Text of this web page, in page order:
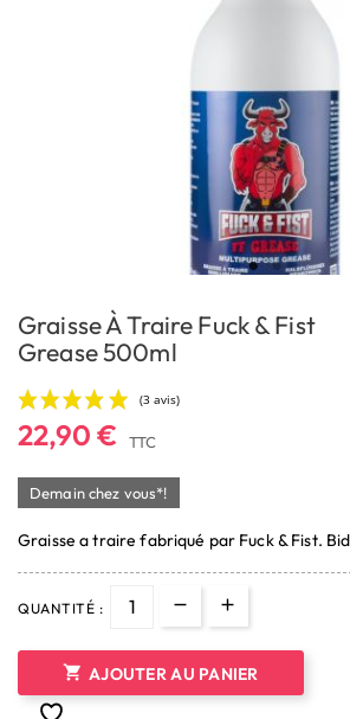
Graisse À Traire Fuck & Fist
Grease 500ml
22,90 € TTC
Demain chez vous*!
Graisse a traire fabriqué par Fuck & Fist.
QUANTITÉ :
 AJOUTER AU PANIER